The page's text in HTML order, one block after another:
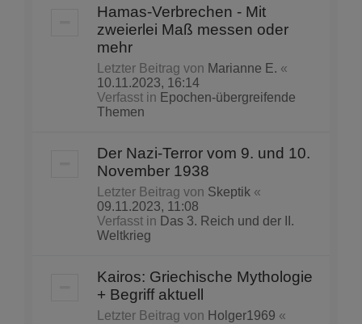
Hamas-Verbrechen - Mit
zweierlei Maß messen oder
mehr
Letzter Beitrag von Marianne E. «
10.11.2023, 16:14
Verfasst in Epochen-übergreifende
Themen
Der Nazi-Terror vom 9. und 10.
November 1938
Letzter Beitrag von Skeptik «
09.11.2023, 11:08
Verfasst in Das 3. Reich und der II.
Weltkrieg
Kairos: Griechische Mythologie
+ Begriff aktuell
Letzter Beitrag von Holger1969 «